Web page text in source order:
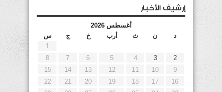
إرشيف الأخبار
أغسطس 2026
د
ن ث أرب خ ج
س
1
2
3
4
5
6
7
8
9
10
11
12
13
14
15
16
17
18
19
20
21
22